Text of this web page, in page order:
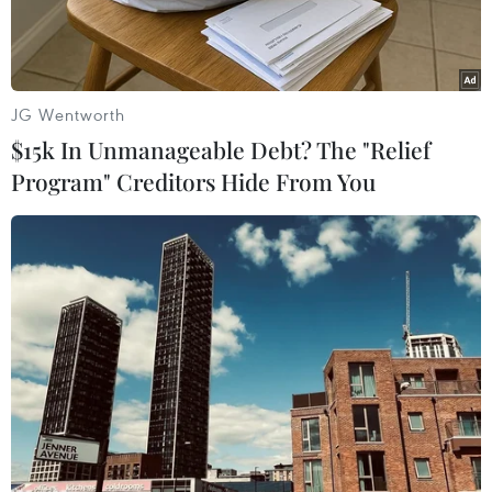
giáo viên.
(Ảnh: Thanh Thủy/TTXVN)
Bộ Giáo dục và Đào tạo vừa công bố dự thảo
Thông tư ban hành Chương trình bồi dưỡng
nghiệp vụ sư phạm cho người có nguyện vọng
JG Wentworth
$15k In Unmanageable Debt? The "Relief
Program" Creditors Hide From You